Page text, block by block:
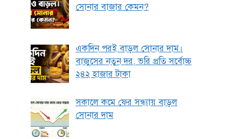
সোনার বাজার কেমন?
একদিন পরই বাড়ল সোনার দাম।
বাজুসের নতুন দর, ভরি প্রতি সর্বোচ্চ
২৪২ হাজার টাকা
সকালে কমে ফের সন্ধ্যায় বাড়ল
সোনার দাম